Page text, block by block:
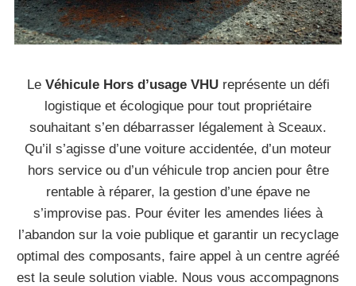
Le Véhicule Hors d’usage VHUreprésente un défi
logistique et écologique pour tout propriétaire
souhaitant s’en débarrasser légalement à Sceaux.
Qu’il s’agisse d’une voiture accidentée, d’un moteur
hors service ou d’un véhicule trop ancien pour être
rentable à réparer, la gestion d’une épave ne
s’improvise pas. Pour éviter les amendes liées à
l’abandon sur la voie publique et garantir un recyclage
optimal des composants, faire appel à un centre agréé
est la seule solution viable. Nous vous accompagnons